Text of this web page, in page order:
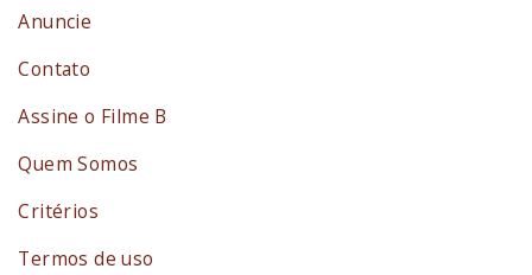
Anuncie
Contato
Assine o Filme B
Quem Somos
Critérios
Termos de uso